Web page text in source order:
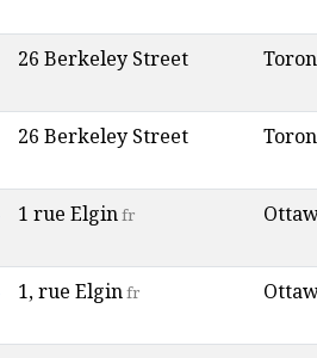
26 Berkeley Street
26 Berkeley Street
1 rue Elginfr
1, rue Elginfr